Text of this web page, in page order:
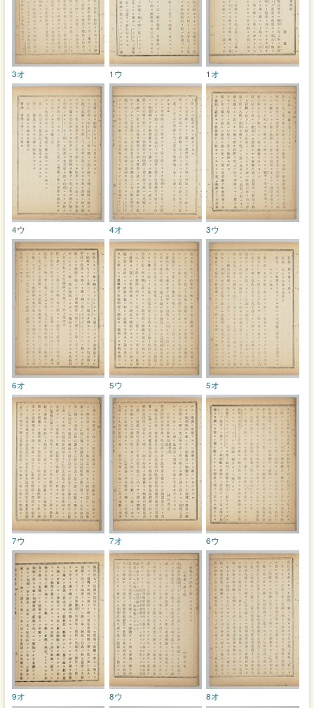
1オ
1ウ
3オ
3ウ
4オ
4ウ
5オ
5ウ
6オ
6ウ
7オ
7ウ
8オ
8ウ
9オ